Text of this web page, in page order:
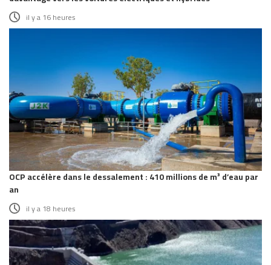
il y a 16 heures
OCP accélère dans le dessalement : 410 millions de m³ d’eau par
an
il y a 18 heures